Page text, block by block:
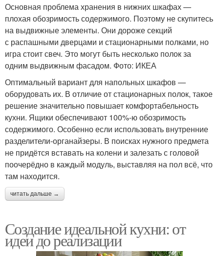
Основная проблема хранения в нижних шкафах —
плохая обозримость содержимого. Поэтому не скупитесь
на выдвижные элементы. Они дороже секций
с распашными дверцами и стационарными полками, но
игра стоит свеч. Это могут быть несколько полок за
одним выдвижным фасадом. Фото: ИКЕА
Оптимальный вариант для напольных шкафов —
оборудовать их. В отличие от стационарных полок, такое
решение значительно повышает комфортабельность
кухни. Ящики обеспечивают 100%-ю обозримость
содержимого. Особенно если использовать внутренние
разделители-органайзеры. В поисках нужного предмета
не придётся вставать на колени и залезать с головой
поочерёдно в каждый модуль, выставляя на пол всё, что
там находится.
читать дальше →
Создание идеальной кухни: от
идеи до реализации